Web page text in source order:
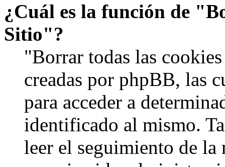
¿Cuál es la función de
Sitio"?
"Borrar todas las
creadas por phpBB, las
para acceder a
identificado al mismo.
leer el seguimiento de